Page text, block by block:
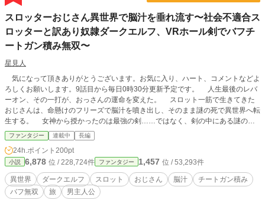
スロッターおじさん異世界で脳汁を垂れ流す〜社会不適合ス
ロッターと訳あり奴隷ダークエルフ、VRホール剣でバフチ
ートガン積み無双〜
星見人
気になって頂きありがとうございます。お気に入り、ハート、コメントなどよ
ろしくお願いします。9話目から毎日0時30分更新予定です。 人生最後のレバ
ーオン、その一打が、おっさんの運命を変えた。 スロット一筋で生きてきた
おじさんは、命懸けのフリーズで脳汁を噴き出し、そのまま謎の死で異世界へ転
生する。 女神から授かったのは最強の剣……ではなく、剣の中にある謎のホ
ールだった。 剣の中でスロットを回せば、当たり次第で剣に強力な力が宿
る。しかし、その剣を振るうのは主人公ではない。相棒は、クールな見た目のお
っとりダークエルフ。だが戦闘が始まれば……。 彼女が命懸けで魔物と戦う
裏で、おっさんは剣の中から「あと1ゲーム！」「お願いだから伸びてくれぇぇ
ぇ！」と必死にレバーを叩く！ 二人の目的は、伝説の魔道具【引きの指
輪】を探し出すこと。それは、かつて世界最強と謳われたダークエルフの王“引
きの王”が遺した、あらゆるものを引き寄せる奇跡の指輪。 王は最期に叫ん
ファンタジー 連載中 長編
24h.ポイント 200pt
小説 6,878 位 / 228,724件 ファンタジー 1,457 位 / 53,293件
異世界 ダークエルフ スロット おじさん 脳汁
チートガン積み
バフ無双
旅 男主人公